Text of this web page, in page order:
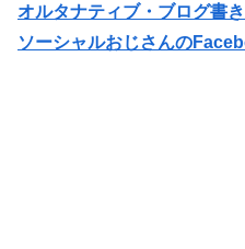
オルタナティブ・ブログ書
ソーシャルおじさんの